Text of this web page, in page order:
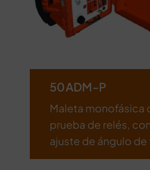
50ADM-P
Maleta monofásica
prueba de relés,
ajuste de ángulo de